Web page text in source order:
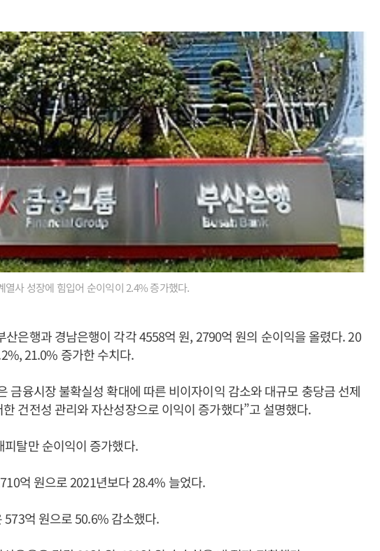
사 성장에 힘입어 순이익이 2.4% 증가했다.
산은행과 경남은행이 각각 4558억 원, 2790억 원의 순이익을 올렸다. 20
21.0% 증가한 수치다.
금융시장 불확실성 확대에 따른 비이자이익 감소와 대규모 충당금 선제
건전성 관리와 자산성장으로 이익이 증가했다”고 설명했다.
탈만 순이익이 증가했다.
억 원으로 2021년보다 28.4% 늘었다.
억 원으로 50.6% 감소했다.